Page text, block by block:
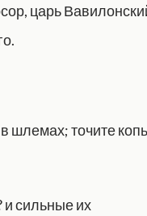
царь
шлемах; точите
и сильные их